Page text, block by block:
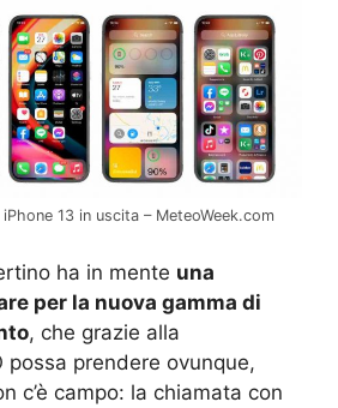
13 in uscita – MeteoWeek.com
ha in mente una
per la nuova gamma di
, che grazie alla
possa prendere ovunque,
c’è campo: la chiamata con